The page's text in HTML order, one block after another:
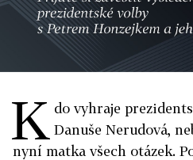
K do vyhraje
Danuše Nerudová,
nyní matka všech otázek.